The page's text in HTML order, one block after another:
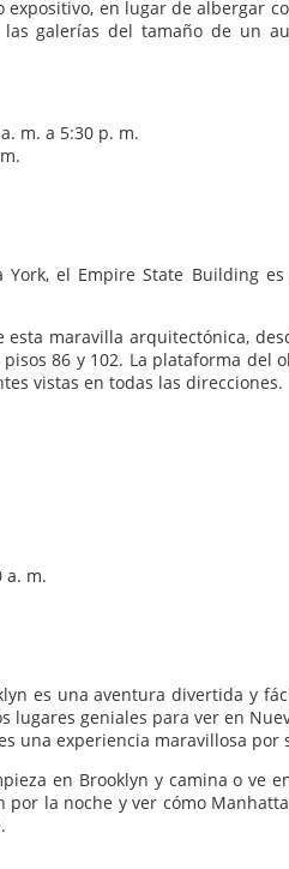
expositivo, en lugar de albergar
galerías del tamaño de un
m. a 5:30 p. m.
York, el Empire State Building
esta maravilla arquitectónica,
86 y 102. La plataforma del
vistas en todas las direcciones.
a. m.
es una aventura divertida y
lugares geniales para ver en
una experiencia maravillosa por
en Brooklyn y camina o ve
por la noche y ver cómo